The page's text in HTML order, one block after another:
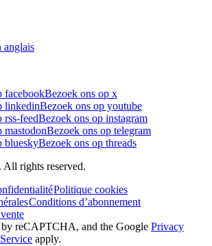
anglais
facebookBezoek ons op x
linkedinBezoek ons op youtube
rss-feedBezoek ons op instagram
mastodonBezoek ons op telegram
blueskyBezoek ons op threads
rights reserved.
Politique cookies
Conditions d’abonnement
by reCAPTCHA, and the Google Privacy
apply.